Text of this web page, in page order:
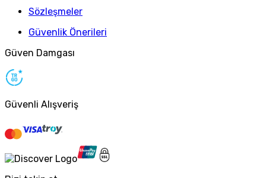
Sözleşmeler
Güvenlik Önerileri
Güven Damgası
Güvenli Alışveriş